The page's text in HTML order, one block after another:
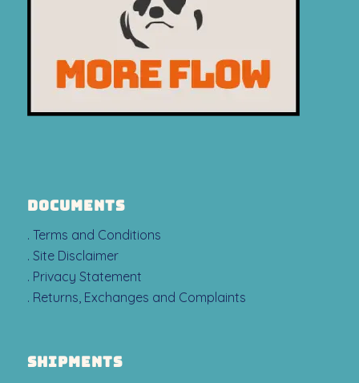
DOCUMENTS
. Terms and Conditions
. Site Disclaimer
. Privacy Statement
. Returns, Exchanges and Complaints
SHIPMENTS